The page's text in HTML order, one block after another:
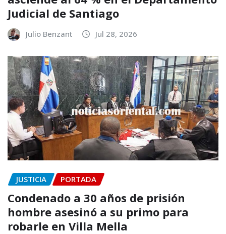
Judicial de Santiago
Julio Benzant Jul 28, 2026
JUSTICIA PORTADA
Condenado a 30 años de prisión
hombre asesinó a su primo para
robarle en Villa Mella